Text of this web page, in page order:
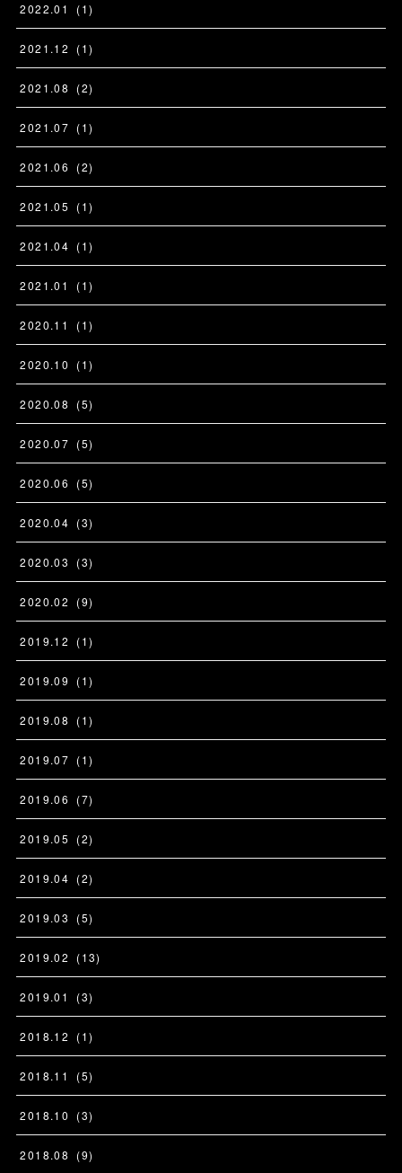
2022.01 (1)
2021 .12 (1)
2021 .08 (2)
2021 .07 (1)
2021 .06 (2)
2021 .05 (1)
2021 .04 (1)
2021 .01 (1)
2020.11 (1)
2020.10 (1)
2020.08 (5)
2020.07 (5)
2020.06 (5)
2020.04 (3)
2020.03 (3)
2020.02 (9)
2019.12 (1)
2019.09 (1)
2019.08 (1)
2019.07 (1)
2019.06 (7)
2019.05 (2)
2019.04 (2)
2019.03 (5)
2019.02 (13)
2019.01 (3)
2018.12 (1)
2018.11 (5)
2018.10 (3)
2018.08 (9)